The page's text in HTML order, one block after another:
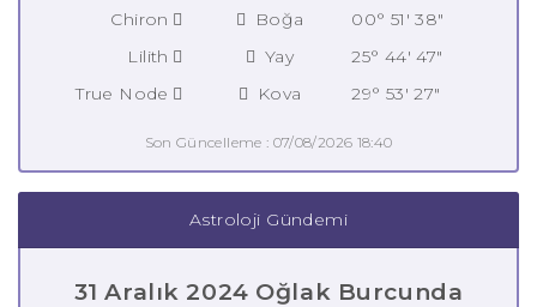
Chiron
Boğa
00° 51' 38"
Lilith
Yay
25° 44' 47"
True Node
Kova 29° 53' 27"
Son Güncelleme : 07/08/2026 18:40
Astroloji Gündemi
31 Aralık 2024 Oğlak Burcunda